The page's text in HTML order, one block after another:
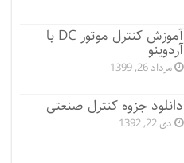
آموزش کنترل موتور DC با
آردوینو
مرداد 26, 1399
دانلود جزوه کنترل صنعتی
دی 22, 1392